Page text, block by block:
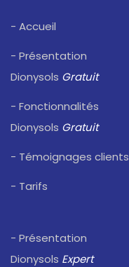
- Accueil
- Présentation
Dionysols Gratuit
- Fonctionnalités
Dionysols Gratuit
- Témoignages clients
- Tarifs
- Présentation
Dionysols Expert